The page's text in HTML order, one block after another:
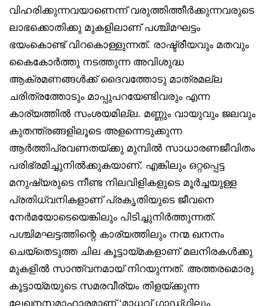
വിഹരിക്കുന്നവയാണെന്ന് വരുത്തിത്തീര്‍ക്കുന്നവരുടെ
ലാഭക്കൊതിക്കു മുകളിലാണ് പശ്ചിമഘട്ടം
ഭയംകൊണ്ട് വിറകൊള്ളുന്നത്. രാഷ്ട്രീയവും മതവും
കൈകോര്‍ത്തു നടത്തുന്ന അവിശുദ്ധ
ആക്രമണങ്ങള്‍ക്ക് ദൈവത്തോടു മാത്രമല്ല
ചരിത്രത്തോടും മാപ്പുപറയേണ്ടിവരും എന്ന
കാര്യത്തില്‍ സംശയമില്ല. മണ്ണും വായുവും ജലവും
കുതന്ത്രങ്ങളിലൂടെ അളന്നെടുക്കുന്ന
ആര്‍ത്തിപ്രവണതയ്ക്കു മുമ്പില്‍ സാധാരണജീവിതം
പരിഭ്രമിച്ചുനില്‍ക്കുകയാണ്. എങ്കിലും ഒറ്റപ്പെട്ട
മനുഷ്യരുടെ നീണ്ട നിലവിളികളുടെ മൂര്‍ച്ചയുള്ള
പ്രതിധ്വനികളാണ് പ്രകൃതിയുടെ ജീവനെ
നേര്‍മയോടെയെങ്കിലും പിടിച്ചുനിര്‍ത്തുന്നത്.
പശ്ചിമഘട്ടത്തിന്റെ കാര്യത്തിലും നന്മ ഖനനം
ചെയ്‌തെടുത്ത ചില കൂട്ടായ്മകളാണ് മലനിരകള്‍ക്കു
മുകളില്‍ സാന്ത്വനമായ് നിറയുന്നത്. അത്തരമൊരു
കൂട്ടായ്മയുടെ സമരവീര്യം തിളയ്ക്കുന്ന
ലേഖനസമാഹാരമാണ് ‘മാധവ് ഗാഡ്ഗിലും